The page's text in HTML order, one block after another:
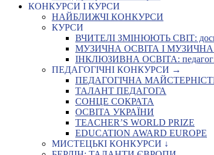
КОНКУРСИ І КУРСИ
НАЙБЛИЖЧІ КОНКУРСИ
КУРСИ
ВЧИТЕЛІ ЗМІНЮЮТЬ СВІТ:
МУЗИЧНА ОСВІТА І МУЗИЧНА
ІНКЛЮЗИВНА ОСВІТА:
ПЕДАГОГІЧНІ КОНКУРСИ →
ПЕДАГОГІЧНА
ТАЛАНТ ПЕДАГОГА
СОНЦЕ СОКРАТА
ОСВІТА УКРАЇНИ
TEACHER’S WORLD PRIZE
EDUCATION AWARD EUROPE
МИСТЕЦЬКІ КОНКУРСИ ↓